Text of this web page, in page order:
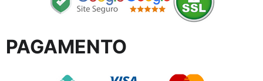
PAGAMENTO